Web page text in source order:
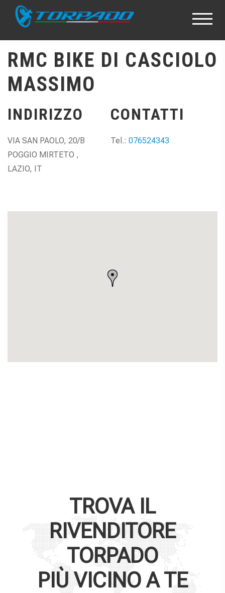
RMC BIKE DI CASCIOLO
MASSIMO
INDIRIZZO
VIA SAN PAOLO, 20/B
POGGIO MIRTETO ,
LAZIO, IT
CONTATTI
Tel.: 076524343
TROVA IL
RIVENDITORE
TORPADO
PIÙ VICINO A TE